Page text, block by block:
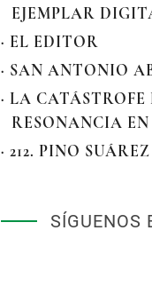
EJEMPLAR
· EL EDITOR
· SAN ANTONIO
· LA
RESONANCIA
· 212. PINO SUÁREZ
SÍGUENOS